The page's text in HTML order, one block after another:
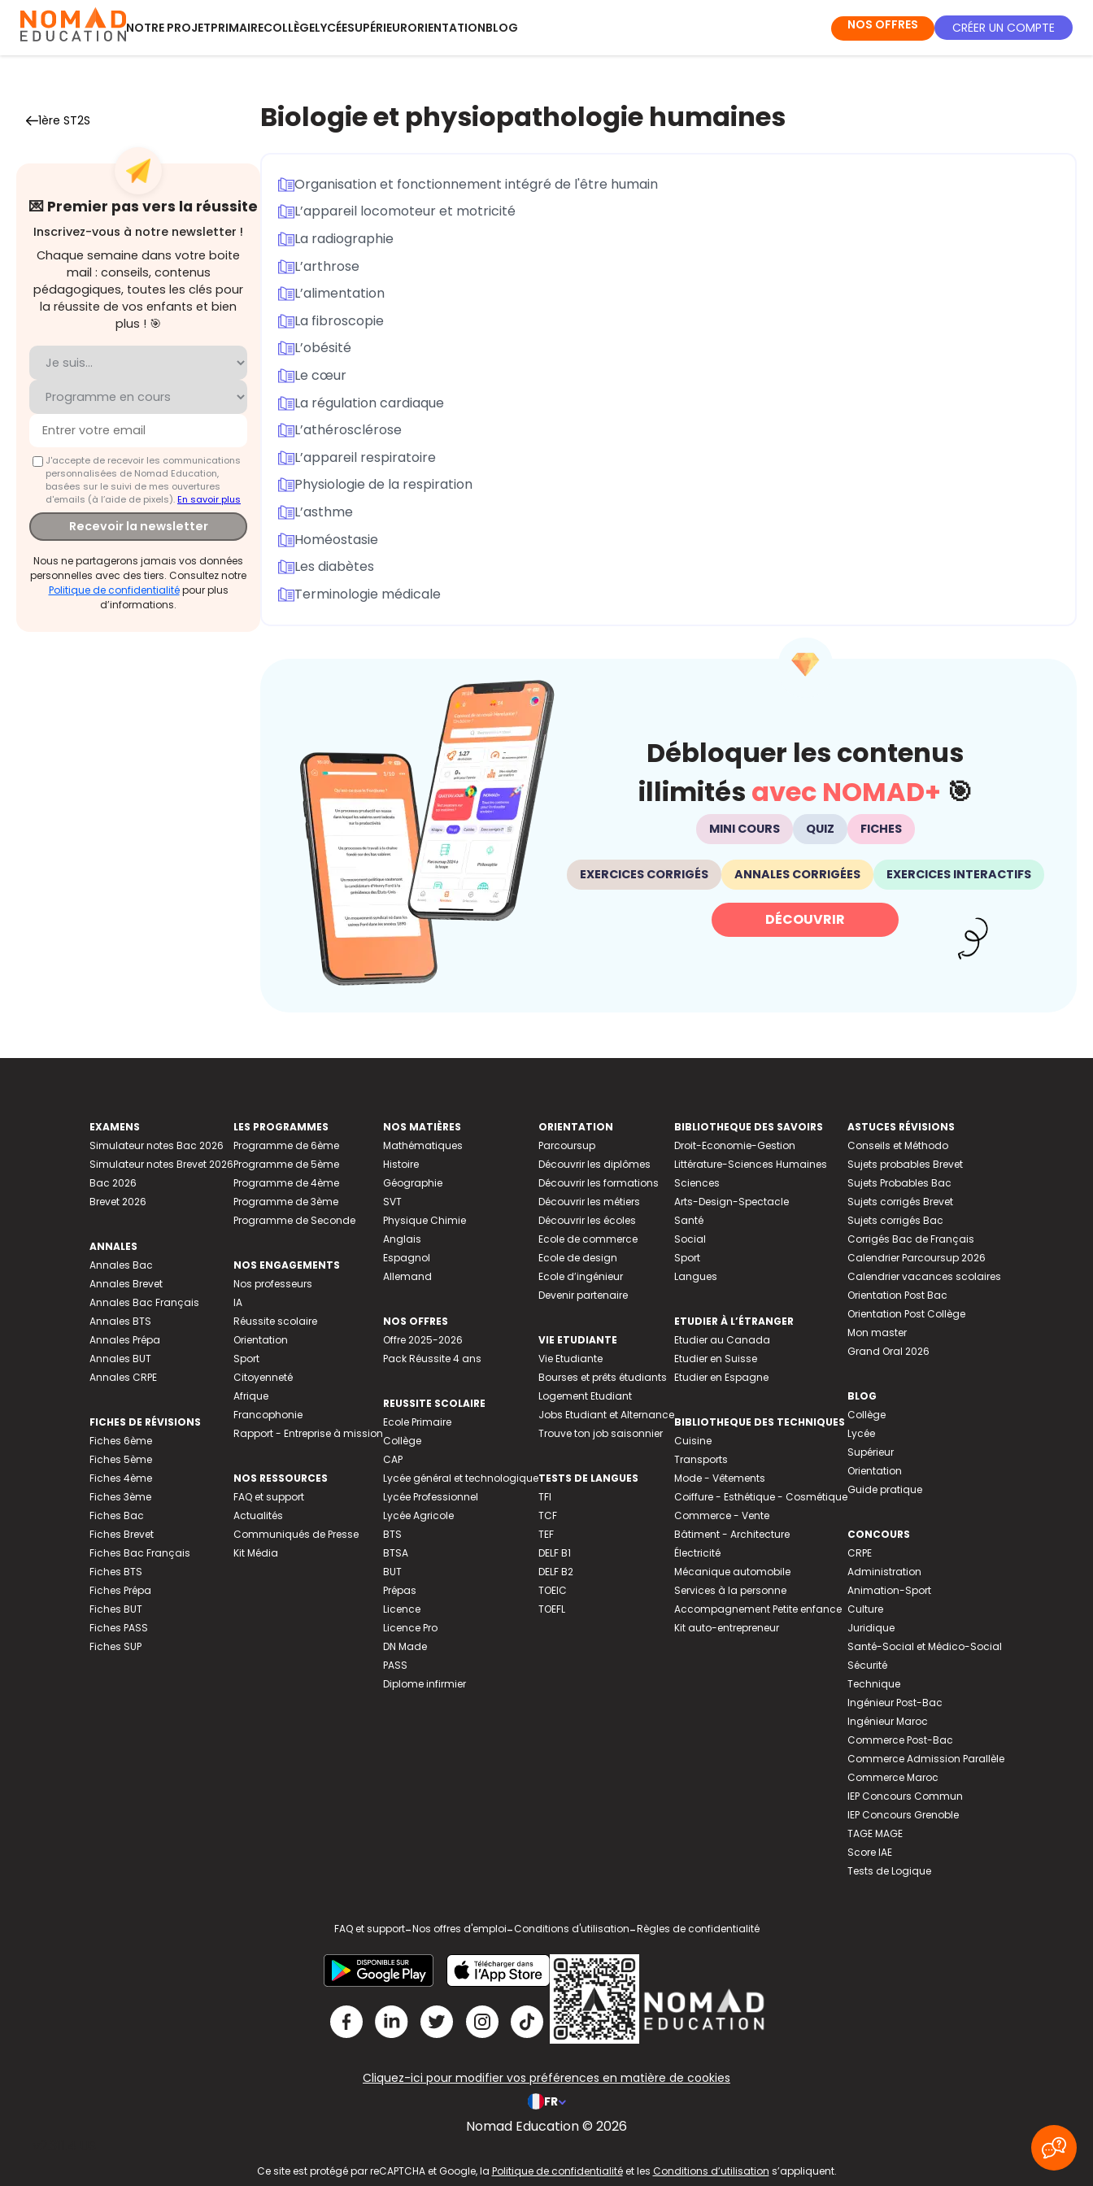
NOTRE PROJETPRIMAIRECOLLÈGELYCÉESUPÉRIEURORIENTATIONBLOG NOS OFFRES CRÉER UN COMPTE
1ère ST2S
💌 Premier pas vers la réussite
Inscrivez-vous à notre newsletter !
Chaque semaine dans votre boite
mail : conseils, contenus
pédagogiques, toutes les clés pour
la réussite de vos enfants et bien
plus ! 🎯
J'accepte de recevoir les communications
personnalisées de Nomad Education,
basées sur le suivi de mes ouvertures
d'emails (à l’aide de pixels).En savoir plus
Recevoir la newsletter
Nous ne partagerons jamais vos données
personnelles avec des tiers. Consultez notre
Politique de confidentialitépour plus
d’informations.
Biologie et physiopathologie humaines
Organisation et fonctionnement intégré de l'être humain
L’appareil locomoteur et motricité
La radiographie
L’arthrose
L’alimentation
La fibroscopie
L’obésité
Le cœur
La régulation cardiaque
L’athérosclérose
L’appareil respiratoire
Physiologie de la respiration
L’asthme
Homéostasie
Les diabètes
Terminologie médicale
Débloquer les contenus
illimités avec NOMAD+ 🎯
MINI COURS QUIZ FICHES
EXERCICES CORRIGÉS ANNALES CORRIGÉES EXERCICES INTERACTIFS
DÉCOUVRIR
EXAMENS
Simulateur notes Bac 2026
Simulateur notes Brevet 2026
Bac 2026
Brevet 2026
ANNALES
Annales Bac
Annales Brevet
Annales Bac Français
Annales BTS
Annales Prépa
Annales BUT
Annales CRPE
FICHES DE RÉVISIONS
Fiches 6ème
Fiches 5ème
Fiches 4ème
Fiches 3ème
Fiches Bac
Fiches Brevet
Fiches Bac Français
Fiches BTS
Fiches Prépa
Fiches BUT
Fiches PASS
Fiches SUP
LES PROGRAMMES
Programme de 6ème
Programme de 5ème
Programme de 4ème
Programme de 3ème
Programme de Seconde
NOS ENGAGEMENTS
Nos professeurs
IA
Réussite scolaire
Orientation
Sport
Citoyenneté
Afrique
Francophonie
Rapport - Entreprise à mission
NOS RESSOURCES
FAQ et support
Actualités
Communiqués de Presse
Kit Média
NOS MATIÈRES
Mathématiques
Histoire
Géographie
SVT
Physique Chimie
Anglais
Espagnol
Allemand
NOS OFFRES
Offre 2025-2026
Pack Réussite 4 ans
REUSSITE SCOLAIRE
Ecole Primaire
Collège
CAP
Lycée général et technologique
Lycée Professionnel
Lycée Agricole
BTS
BTSA
BUT
Prépas
Licence
Licence Pro
DN Made
PASS
Diplome infirmier
ORIENTATION
Parcoursup
Découvrir les diplômes
Découvrir les formations
Découvrir les métiers
Découvrir les écoles
Ecole de commerce
Ecole de design
Ecole d’ingénieur
Devenir partenaire
VIE ETUDIANTE
Vie Etudiante
Bourses et prêts étudiants
Logement Etudiant
Jobs Etudiant et Alternance
Trouve ton job saisonnier
TESTS DE LANGUES
TFI
TCF
TEF
DELF B1
DELF B2
TOEIC
TOEFL
BIBLIOTHEQUE DES SAVOIRS
Droit-Economie-Gestion
Littérature-Sciences Humaines
Sciences
Arts-Design-Spectacle
Santé
Social
Sport
Langues
ETUDIER À L’ÉTRANGER
Etudier au Canada
Etudier en Suisse
Etudier en Espagne
BIBLIOTHEQUE DES TECHNIQUES
Cuisine
Transports
Mode - Vêtements
Coiffure - Esthétique - Cosmétique
Commerce - Vente
Bâtiment - Architecture
Électricité
Mécanique automobile
Services à la personne
Accompagnement Petite enfance
Kit auto-entrepreneur
ASTUCES RÉVISIONS
Conseils et Méthodo
Sujets probables Brevet
Sujets Probables Bac
Sujets corrigés Brevet
Sujets corrigés Bac
Corrigés Bac de Français
Calendrier Parcoursup 2026
Calendrier vacances scolaires
Orientation Post Bac
Orientation Post Collège
Mon master
Grand Oral 2026
BLOG
Collège
Lycée
Supérieur
Orientation
Guide pratique
CONCOURS
CRPE
Administration
Animation-Sport
Culture
Juridique
Santé-Social et Médico-Social
Sécurité
Technique
Ingénieur Post-Bac
Ingénieur Maroc
Commerce Post-Bac
Commerce Admission Parallèle
Commerce Maroc
IEP Concours Commun
IEP Concours Grenoble
TAGE MAGE
Score IAE
Tests de Logique
FAQ et support-Nos offres d'emploi-Conditions d'utilisation-Règles de confidentialité
Cliquez-ici pour modifier vos préférences en matière de cookies
FR
Nomad Education © 2026
Ce site est protégé par reCAPTCHA et Google, la Politique de confidentialitéet les Conditions d’utilisation s’appliquent.